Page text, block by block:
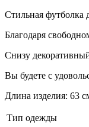
Стильная футболка
Благодаря
Снизу
Вы будете с
Длина изделия: 63
Тип одежды